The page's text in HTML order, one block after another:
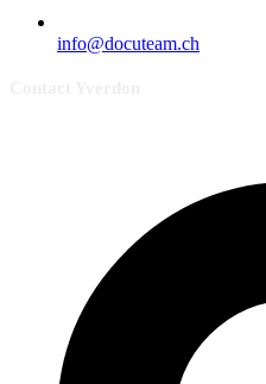
info@docuteam.ch